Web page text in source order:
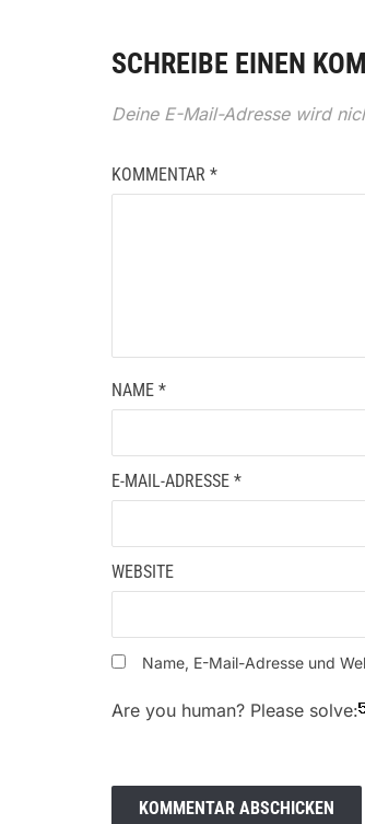
SCHREIBE EINEN
Deine E-Mail-Adresse wird
KOMMENTAR *
NAME *
E-MAIL-ADRESSE *
WEBSITE
Name, E-Mail-Adresse und
Are you human? Please solve: